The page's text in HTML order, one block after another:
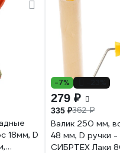
18мм, D
-7%
279 ₽
335 ₽362 ₽
Валик 250 мм,
48 мм, D ручки
СИБРТЕХ Лаки